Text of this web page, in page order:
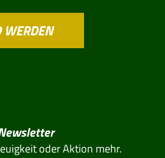
oder Aktion mehr.